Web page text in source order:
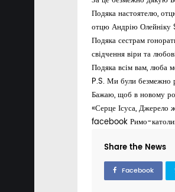
Подяка настоятелю,
отцю Андрію Олейніку
Подяка сестрам
свідчення віри та
Подяка всім вам, люба
P.S. Ми були безмежно
Бажаю, щоб в новому
«Серце Ісуса, Джерело
facebook Римо-
Share the News
Facebook